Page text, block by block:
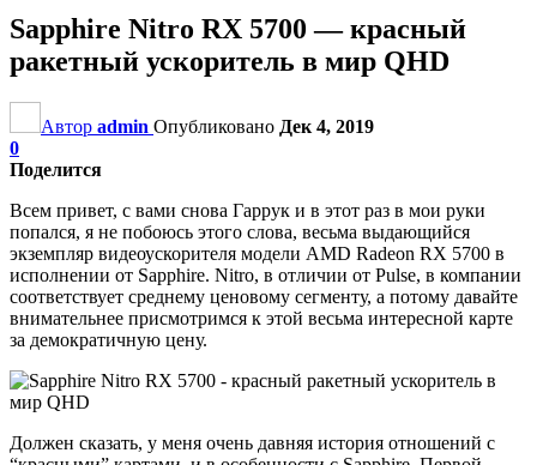
Sapphire Nitro RX 5700 — красный
ракетный ускоритель в мир QHD
Автор admin Опубликовано Дек 4, 2019
0
Поделится
Всем привет, с вами снова Гаррук и в этот раз в мои руки
попался, я не побоюсь этого слова, весьма выдающийся
экземпляр видеоускорителя модели AMD Radeon RX 5700 в
исполнении от Sapphire. Nitro, в отличии от Pulse, в компании
соответствует среднему ценовому сегменту, а потому давайте
внимательнее присмотримся к этой весьма интересной карте
за демократичную цену.
Должен сказать, у меня очень давняя история отношений с